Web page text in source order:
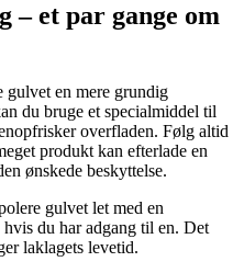
– et par gange om
en mere grundig
du bruge et specialmiddel til
overfladen. Følg altid
produkt kan efterlade en
ønskede beskyttelse.
gulvet let med en
du har adgang til en. Det
laklagets levetid.